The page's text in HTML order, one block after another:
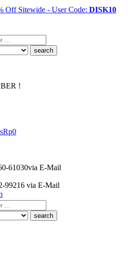
Off Sitewide - User Code: DISK10
!
Rp0
61030via E-Mail
99216 via E-Mail